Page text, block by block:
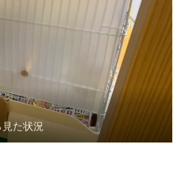
た状況